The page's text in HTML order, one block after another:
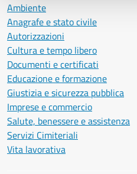
Ambiente
Anagrafe e stato civile
Autorizzazioni
Cultura e tempo libero
Documenti e certificati
Educazione e formazione
Giustizia e sicurezza pubblica
Imprese e commercio
Salute, benessere e assistenza
Servizi Cimiteriali
Vita lavorativa